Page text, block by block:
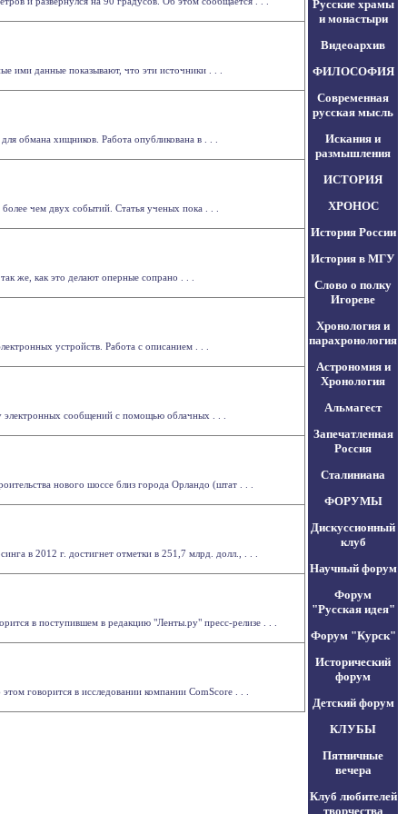
ими данные показывают, что эти источники . . .
обмана хищников. Работа опубликована в . . .
чем двух событий. Статья ученых пока . . .
же, как это делают оперные сопрано . . .
устройств. Работа с описанием . . .
электронных сообщений с помощью облачных . . .
нового шоссе близ города Орландо (штат . . .
в 2012 г. достигнет отметки в 251,7 млрд. долл., . . .
в поступившем в редакцию "Ленты.ру" пресс-релизе . . .
говорится в исследовании компании ComScore . . .
Русские храмы
и монастыри
Видеоархив
ФИЛОСОФИЯ
Современная
русская мысль
Искания и
размышления
ИСТОРИЯ
ХРОНОС
История России
История в МГУ
Слово о полку
Игореве
Хронология и
парахронология
Астрономия и
Хронология
Альмагест
Запечатленная
Россия
Сталиниана
ФОРУМЫ
Дискуссионный
клуб
Научный форум
Форум
"Русская идея"
Форум "Курск"
Исторический
форум
Детский форум
КЛУБЫ
Пятничные
вечера
Клуб любителей
творчества